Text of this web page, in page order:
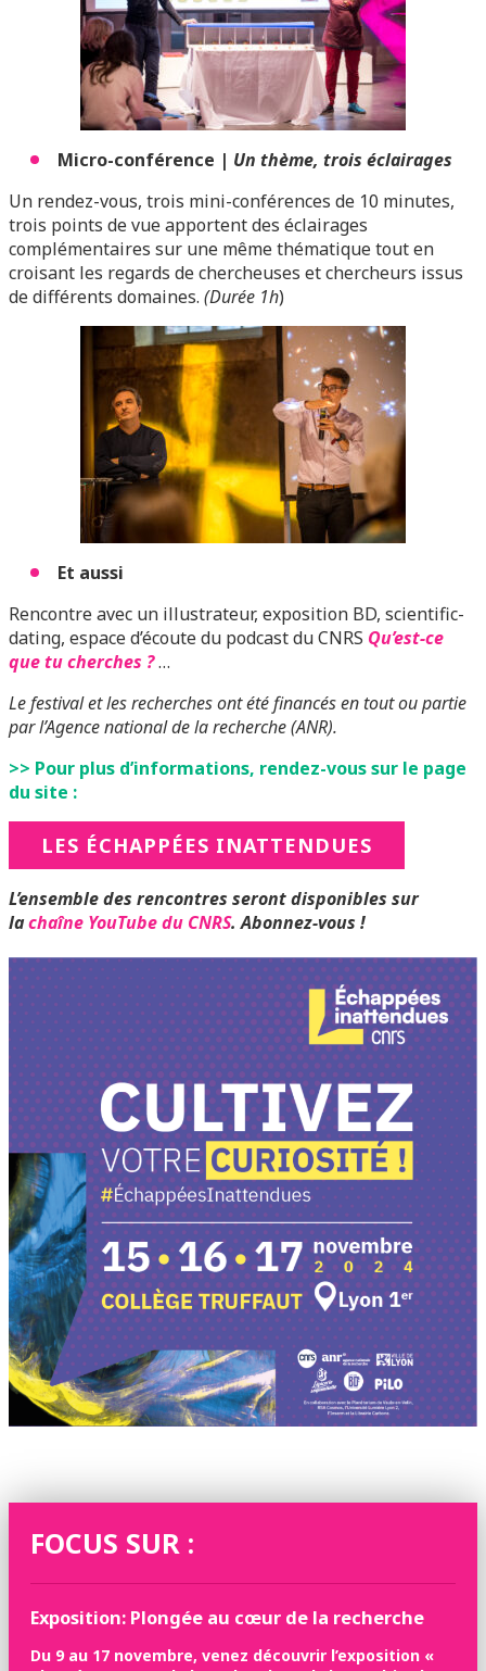
Micro-conférence | Un thème, trois éclairages
Un rendez-vous, trois mini-conférences de 10 minutes,
trois points de vue apportent des éclairages
complémentaires sur une même thématique tout en
croisant les regards de chercheuses et chercheurs issus
de différents domaines. (Durée 1h)
Et aussi
Rencontre avec un illustrateur, exposition BD, scientific-
dating, espace d’écoute du podcast du CNRS Qu’est-ce
que tu cherches ?…
Le festival et les recherches ont été financés en tout ou partie
par l’Agence national de la recherche (ANR).
>> Pour plus d’informations, rendez-vous sur le page
du site :
LES ÉCHAPPÉES INATTENDUES
L’ensemble des rencontres seront disponibles sur
lachaîne YouTube du CNRS.Abonnez-vous !
FOCUS SUR :
Exposition: Plongée au cœur de la recherche
Du 9 au 17 novembre, venez découvrir l’exposition «